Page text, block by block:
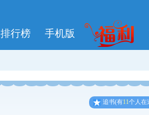
排行榜 手机版
追书(有11个人在